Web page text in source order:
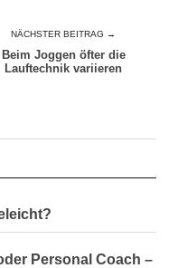
NÄCHSTER BEITRAG →
Beim Joggen öfter die
Lauftechnik variieren
Personal Coach –